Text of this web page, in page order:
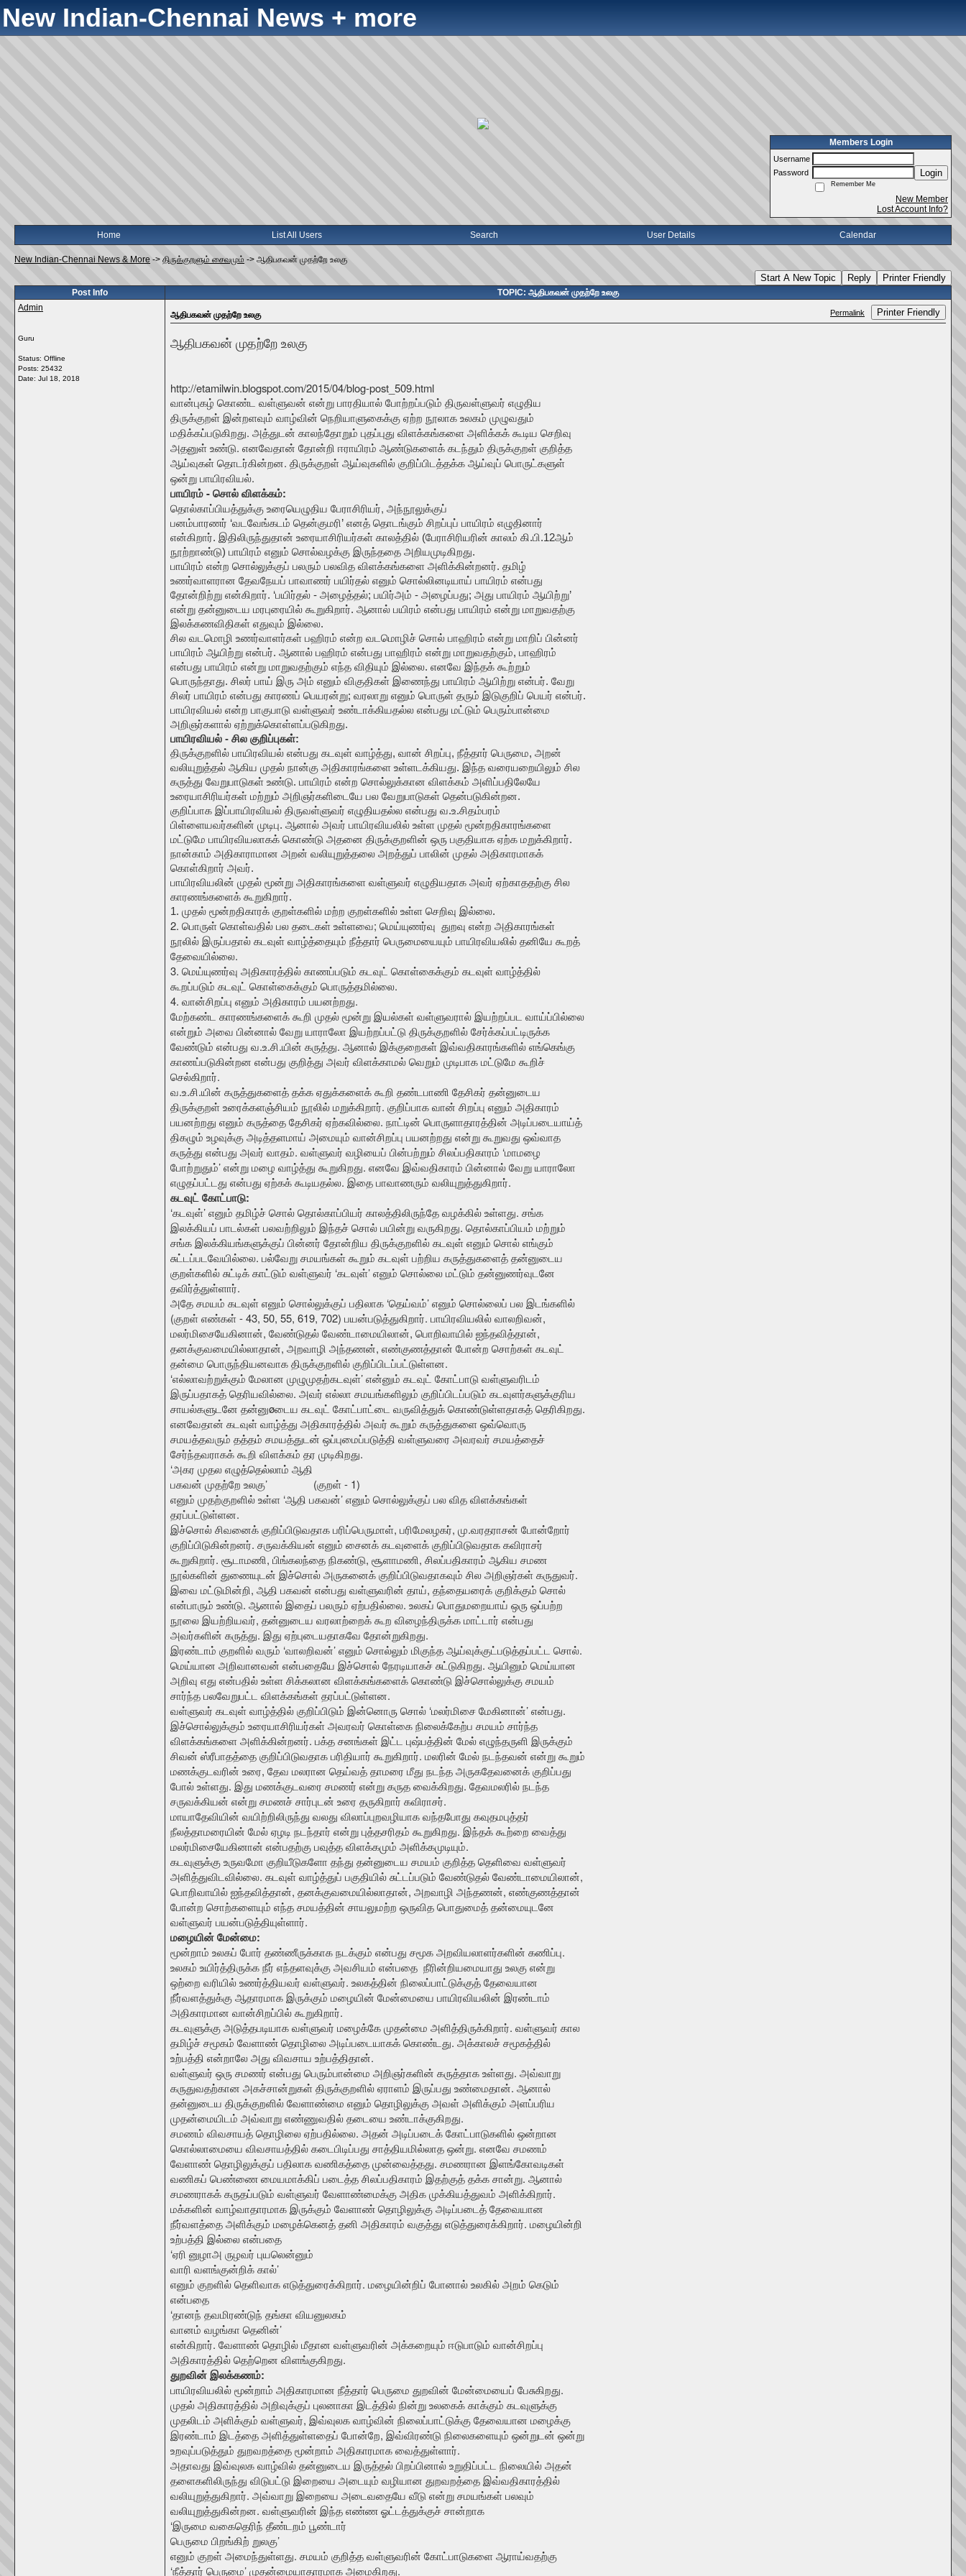
New Indian-Chennai News + more
Members Login
Username
Password
Login
Remember Me
New Member
Lost Account Info?
Home List All Users Search User Details Calendar
New Indian-Chennai News & More -> திருக்குறளும் சைவமும் -> ஆதிபகவன் முதற்றே உலகு
Start A New Topic Reply Printer Friendly
Post Info
TOPIC: ஆதிபகவன் முதற்றே உலகு
Admin
Guru
Status: Offline
Posts: 25432
Date: Jul 18, 2018
ஆதிபகவன் முதற்றே உலகு Permalink Printer Friendly
ஆதிபகவன் முதற்றே உலகு
http://etamilwin.blogspot.com/2015/04/blog-post_509.html
வான்புகழ் கொண்ட வள்ளுவன் என்று பாரதியால் போற்றப்படும் திருவள்ளுவர் எழுதிய
திருக்குறள் இன்றளவும் வாழ்வின் நெறியாளுகைக்கு ஏற்ற நூலாக உலகம் முழுவதும்
மதிக்கப்படுகிறது. அத்துடன் காலந்தோறும் புதப்புது விளக்கங்களை அளிக்கக் கூடிய செறிவு
அதனுள் உண்டு. எனவேதான் தோன்றி ஈராயிரம் ஆண்டுகளைக் கடந்தும் திருக்குறள் குறித்த
ஆய்வுகள் தொடர்கின்றன. திருக்குறள் ஆய்வுகளில் குறிப்பிடத்தக்க ஆய்வுப் பொருட்களுள்
ஒன்று பாயிரவியல்.
பாயிரம் - சொல் விளக்கம்:
தொல்காப்பியத்துக்கு உரையெழுதிய பேராசிரியர், அந்நூலுக்குப்
பனம்பாரணர் ‘வடவேங்கடம் தென்குமரி’ எனத் தொடங்கும் சிறப்புப் பாயிரம் எழுதினார்
என்கிறார். இதிலிருந்துதான் உரையாசிரியர்கள் காலத்தில் (பேராசிரியரின் காலம் கி.பி.12ஆம்
நூற்றாண்டு) பாயிரம் எனும் சொல்வழக்கு இருந்ததை அறியமுடிகிறது.
பாயிரம் என்ற சொல்லுக்குப் பலரும் பலவித விளக்கங்களை அளிக்கின்றனர். தமிழ்
உணர்வாளரான தேவநேயப் பாவாணர் பயிர்தல் எனும் சொல்லினடியாய் பாயிரம் என்பது
தோன்றிற்று என்கிறார். ‘பயிர்தல் - அழைத்தல்; பயிர்அம் - அழைப்பது; அது பாயிரம் ஆயிற்று’
என்று தன்னுடைய மரபுரையில் கூறுகிறார். ஆனால் பயிரம் என்பது பாயிரம் என்று மாறுவதற்கு
இலக்கணவிதிகள் எதுவும் இல்லை.
சில வடமொழி உணர்வாளர்கள் பஹிரம் என்ற வடமொழிச் சொல் பாஹிரம் என்று மாறிப் பின்னர்
பாயிரம் ஆயிற்று என்பர். ஆனால் பஹிரம் என்பது பாஹிரம் என்று மாறுவதற்கும், பாஹிரம்
என்பது பாயிரம் என்று மாறுவதற்கும் எந்த விதியும் இல்லை. எனவே இந்தக் கூற்றும்
பொருந்தாது. சிலர் பாய் இரு அம் எனும் விகுதிகள் இணைந்து பாயிரம் ஆயிற்று என்பர். வேறு
சிலர் பாயிரம் என்பது காரணப் பெயரன்று; வரலாறு எனும் பொருள் தரும் இடுகுறிப் பெயர் என்பர்.
பாயிரவியல் என்ற பாகுபாடு வள்ளுவர் உண்டாக்கியதல்ல என்பது மட்டும் பெரும்பான்மை
அறிஞர்களால் ஏற்றுக்கொள்ளப்படுகிறது.
பாயிரவியல் - சில குறிப்புகள்:
திருக்குறளில் பாயிரவியல் என்பது கடவுள் வாழ்த்து, வான் சிறப்பு, நீத்தார் பெருமை, அறன்
வலியுறுத்தல் ஆகிய முதல் நான்கு அதிகாரங்களை உள்ளடக்கியது. இந்த வரையறையிலும் சில
கருத்து வேறுபாடுகள் உண்டு. பாயிரம் என்ற சொல்லுக்கான விளக்கம் அளிப்பதிலேயே
உரையாசிரியர்கள் மற்றும் அறிஞர்களிடையே பல வேறுபாடுகள் தென்படுகின்றன.
குறிப்பாக இப்பாயிரவியல் திருவள்ளுவர் எழுதியதல்ல என்பது வ.உ.சிதம்பரம்
பிள்ளையவர்களின் முடிபு. ஆனால் அவர் பாயிரவியலில் உள்ள முதல் மூன்றதிகாரங்களை
மட்டுமே பாயிரவியலாகக் கொண்டு அதனை திருக்குறளின் ஒரு பகுதியாக ஏற்க மறுக்கிறார்.
நான்காம் அதிகாராமான அறன் வலியுறுத்தலை அறத்துப் பாலின் முதல் அதிகாரமாகக்
கொள்கிறார் அவர்.
பாயிரவியலின் முதல் மூன்று அதிகாரங்களை வள்ளுவர் எழுதியதாக அவர் ஏற்காததற்கு சில
காரணங்களைக் கூறுகிறார்.
1. முதல் மூன்றதிகாரக் குறள்களில் மற்ற குறள்களில் உள்ள செறிவு இல்லை.
2. பொருள் கொள்வதில் பல தடைகள் உள்ளவை; மெய்யுணர்வு துறவு என்ற அதிகாரங்கள்
நூலில் இருப்பதால் கடவுள் வாழ்த்தையும் நீத்தார் பெருமையையும் பாயிரவியலில் தனியே கூறத்
தேவையில்லை.
3. மெய்யுணர்வு அதிகாரத்தில் காணப்படும் கடவுட் கொள்கைக்கும் கடவுள் வாழ்த்தில்
கூறப்படும் கடவுட் கொள்கைக்கும் பொருத்தமில்லை.
4. வான்சிறப்பு எனும் அதிகாரம் பயனற்றது.
மேற்கண்ட காரணங்களைக் கூறி முதல் மூன்று இயல்கள் வள்ளுவரால் இயற்றப்பட வாய்ப்பில்லை
என்றும் அவை பின்னால் வேறு யாராலோ இயற்றப்பட்டு திருக்குறளில் சேர்க்கப்பட்டிருக்க
வேண்டும் என்பது வ.உ.சி.யின் கருத்து. ஆனால் இக்குறைகள் இவ்வதிகாரங்களில் எங்கெங்கு
காணப்படுகின்றன என்பது குறித்து அவர் விளக்காமல் வெறும் முடிபாக மட்டுமே கூறிச்
செல்கிறார்.
வ.உ.சி.யின் கருத்துகளைத் தக்க ஏதுக்களைக் கூறி தண்டபாணி தேசிகர் தன்னுடைய
திருக்குறள் உரைக்களஞ்சியம் நூலில் மறுக்கிறார். குறிப்பாக வான் சிறப்பு எனும் அதிகாரம்
பயனற்றது எனும் கருத்தை தேசிகர் ஏற்கவில்லை. நாட்டின் பொருளாதாரத்தின் அடிப்படையாய்த்
திகழும் உழவுக்கு அடித்தளமாய் அமையும் வான்சிறப்பு பயனற்றது என்று கூறுவது ஒவ்வாத
கருத்து என்பது அவர் வாதம். வள்ளுவர் வழியைப் பின்பற்றும் சிலப்பதிகாரம் ‘மாமழை
போற்றுதும்’ என்று மழை வாழ்த்து கூறுகிறது. எனவே இவ்வதிகாரம் பின்னால் வேறு யாராலோ
எழுதப்பட்டது என்பது ஏற்கக் கூடியதல்ல. இதை பாவாணரும் வலியுறுத்துகிறார்.
கடவுட் கோட்பாடு:
‘கடவுள்’ எனும் தமிழ்ச் சொல் தொல்காப்பியர் காலத்திலிருந்தே வழக்கில் உள்ளது. சங்க
இலக்கியப் பாடல்கள் பலவற்றிலும் இந்தச் சொல் பயின்று வருகிறது. தொல்காப்பியம் மற்றும்
சங்க இலக்கியங்களுக்குப் பின்னர் தோன்றிய திருக்குறளில் கடவுள் எனும் சொல் எங்கும்
சுட்டப்படவேயில்லை. பல்வேறு சமயங்கள் கூறும் கடவுள் பற்றிய கருத்துகளைத் தன்னுடைய
குறள்களில் சுட்டிக் காட்டும் வள்ளுவர் ‘கடவுள்’ எனும் சொல்லை மட்டும் தன்னுணர்வுடனே
தவிர்த்துள்ளார்.
அதே சமயம் கடவுள் எனும் சொல்லுக்குப் பதிலாக ‘தெய்வம்’ எனும் சொல்லைப் பல இடங்களில்
(குறள் எண்கள் - 43, 50, 55, 619, 702) பயன்படுத்துகிறார். பாயிரவியலில் வாலறிவன்,
மலர்மிசையேகினான், வேண்டுதல் வேண்டாமையிலான், பொறிவாயில் ஐந்தவித்தான்,
தனக்குவமையில்லாதான், அறவாழி அந்தணன், எண்குணத்தான் போன்ற சொற்கள் கடவுட்
தன்மை பொருந்தியனவாக திருக்குறளில் குறிப்பிடப்பட்டுள்ளன.
‘எல்லாவற்றுக்கும் மேலான முழுமுதற்கடவுள்’ என்னும் கடவுட் கோட்பாடு வள்ளுவரிடம்
இருப்பதாகத் தெரியவில்லை. அவர் எல்லா சமயங்களிலும் குறிப்பிடப்படும் கடவுளர்களுக்குரிய
சாயல்களுடனே தன்னுøடைய கடவுட் கோட்பாட்டை வருவித்துக் கொண்டுள்ளதாகத் தெரிகிறது.
எனவேதான் கடவுள் வாழ்த்து அதிகாரத்தில் அவர் கூறும் கருத்துகளை ஒவ்வொரு
சமயத்தவரும் தத்தம் சமயத்துடன் ஒப்புமைப்படுத்தி வள்ளுவரை அவரவர் சமயத்தைச்
சேர்ந்தவராகக் கூறி விளக்கம் தர முடிகிறது.
‘அகர முதல எழுத்தெல்லாம் ஆதி
பகவன் முதற்றே உலகு’ (குறள் - 1)
எனும் முதற்குறளில் உள்ள ‘ஆதி பகவன்’ எனும் சொல்லுக்குப் பல வித விளக்கங்கள்
தரப்பட்டுள்ளன.
இச்சொல் சிவனைக் குறிப்பிடுவதாக பரிப்பெருமாள், பரிமேலழகர், மு.வரதராசன் போன்றோர்
குறிப்பிடுகின்றனர். சருவக்கியன் எனும் சைனக் கடவுளைக் குறிப்பிடுவதாக கவிராசர்
கூறுகிறார். சூடாமணி, பிங்கலந்தை நிகண்டு, சூளாமணி, சிலப்பதிகாரம் ஆகிய சமண
நூல்களின் துணையுடன் இச்சொல் அருகனைக் குறிப்பிடுவதாகவும் சில அறிஞர்கள் கருதுவர்.
இவை மட்டுமின்றி, ஆதி பகவன் என்பது வள்ளுவரின் தாய், தந்தையரைக் குறிக்கும் சொல்
என்பாரும் உண்டு. ஆனால் இதைப் பலரும் ஏற்பதில்லை. உலகப் பொதுமறையாய் ஒரு ஒப்பற்ற
நூலை இயற்றியவர், தன்னுடைய வரலாற்றைக் கூற விழைந்திருக்க மாட்டார் என்பது
அவர்களின் கருத்து. இது ஏற்புடையதாகவே தோன்றுகிறது.
இரண்டாம் குறளில் வரும் ‘வாலறிவன்’ எனும் சொல்லும் மிகுந்த ஆய்வுக்குட்படுத்தப்பட்ட சொல்.
மெய்யான அறிவானவன் என்பதையே இச்சொல் நேரடியாகச் சுட்டுகிறது. ஆயினும் மெய்யான
அறிவு எது என்பதில் உள்ள சிக்கலான விளக்கங்களைக் கொண்டு இச்சொல்லுக்கு சமயம்
சார்ந்த பலவேறுபட்ட விளக்கங்கள் தரப்பட்டுள்ளன.
வள்ளுவர் கடவுள் வாழ்த்தில் குறிப்பிடும் இன்னொரு சொல் ‘மலர்மிசை மேகினான்’ என்பது.
இச்சொல்லுக்கும் உரையாசிரியர்கள் அவரவர் கொள்கை நிலைக்கேற்ப சமயம் சார்ந்த
விளக்கங்களை அளிக்கின்றனர். பக்த சனங்கள் இட்ட புஷ்பத்தின் மேல் எழுந்தருளி இருக்கும்
சிவன் ஸ்ரீபாதத்தை குறிப்பிடுவதாக பரிதியார் கூறுகிறார். மலரின் மேல் நடந்தவன் என்று கூறும்
மணக்குடவரின் உரை, தேவ மலரான தெய்வத் தாமரை மீது நடந்த அருகதேவனைக் குறிப்பது
போல் உள்ளது. இது மணக்குடவரை சமணர் என்று கருத வைக்கிறது. தேவமலரில் நடந்த
சருவக்கியன் என்று சமணச் சார்புடன் உரை தருகிறார் கவிராசர்.
மாயாதேவியின் வயிற்றிலிருந்து வலது விலாப்புறவழியாக வந்தபோது கவுதமபுத்தர்
நீலத்தாமரையின் மேல் ஏழடி நடந்தார் என்று புத்தசரிதம் கூறுகிறது. இந்தக் கூற்றை வைத்து
மலர்மிசையேகினான் என்பதற்கு பவுத்த விளக்கமும் அளிக்கமுடியும்.
கடவுளுக்கு உருவமோ குறியீடுகளோ தந்து தன்னுடைய சமயம் குறித்த தெளிவை வள்ளுவர்
அளித்துவிடவில்லை. கடவுள் வாழ்த்துப் பகுதியில் சுட்டப்படும் வேண்டுதல் வேண்டாமையிலான்,
பொறிவாயில் ஐந்தவித்தான், தனக்குவமையில்லாதான், அறவாழி அந்தணன், எண்குணத்தான்
போன்ற சொற்களையும் எந்த சமயத்தின் சாயலுமற்ற ஒருவித பொதுமைத் தன்மையுடனே
வள்ளுவர் பயன்படுத்தியுள்ளார்.
மழையின் மேன்மை:
மூன்றாம் உலகப் போர் தண்ணீருக்காக நடக்கும் என்பது சமூக அறவியலாளர்களின் கணிப்பு.
உலகம் உயிர்த்திருக்க நீர் எந்தளவுக்கு அவசியம் என்பதை நீரின்றியமையாது உலகு என்று
ஒற்றை வரியில் உணர்த்தியவர் வள்ளுவர். உலகத்தின் நிலைப்பாட்டுக்குத் தேவையான
நீர்வளத்துக்கு ஆதாரமாக இருக்கும் மழையின் மேன்மையை பாயிரவியலின் இரண்டாம்
அதிகாரமான வான்சிறப்பில் கூறுகிறார்.
கடவுளுக்கு அடுத்தபடியாக வள்ளுவர் மழைக்கே முதன்மை அளித்திருக்கிறார். வள்ளுவர் கால
தமிழ்ச் சமூகம் வேளாண் தொழிலை அடிப்படையாகக் கொண்டது. அக்காலச் சமூகத்தில்
உற்பத்தி என்றாலே அது விவசாய உற்பத்திதான்.
வள்ளுவர் ஒரு சமணர் என்பது பெரும்பான்மை அறிஞர்களின் கருத்தாக உள்ளது. அவ்வாறு
கருதுவதற்கான அகச்சான்றுகள் திருக்குறளில் ஏராளம் இருப்பது உண்மைதான். ஆனால்
தன்னுடைய திருக்குறளில் வேளாண்மை எனும் தொழிலுக்கு அவள் அளிக்கும் அளப்பரிய
முதன்மையிடம் அவ்வாறு எண்ணுவதில் தடையை உண்டாக்குகிறது.
சமணம் விவசாயத் தொழிலை ஏற்பதில்லை. அதன் அடிப்படைக் கோட்பாடுகளில் ஒன்றான
கொல்லாமையை விவசாயத்தில் கடைபிடிப்பது சாத்தியமில்லாத ஒன்று. எனவே சமணம்
வேளாண் தொழிலுக்குப் பதிலாக வணிகத்தை முன்வைத்தது. சமணரான இளங்கோவடிகள்
வணிகப் பெண்ணை மையமாக்கிப் படைத்த சிலப்பதிகாரம் இதற்குத் தக்க சான்று. ஆனால்
சமணராகக் கருதப்படும் வள்ளுவர் வேளாண்மைக்கு அதிக முக்கியத்துவம் அளிக்கிறார்.
மக்களின் வாழ்வாதாரமாக இருக்கும் வேளாண் தொழிலுக்கு அடிப்படைத் தேவையான
நீர்வளத்தை அளிக்கும் மழைக்கெனத் தனி அதிகாரம் வகுத்து எடுத்துரைக்கிறார். மழையின்றி
உற்பத்தி இல்லை என்பதை
‘ஏரி னுழாஅ ருழவர் புயலென்னும்
வாரி வளங்குன்றிக் கால்’
எனும் குறளில் தெளிவாக எடுத்துரைக்கிறார். மழையின்றிப் போனால் உலகில் அறம் கெடும்
என்பதை
‘தானந் தவமிரண்டுந் தங்கா வியனுலகம்
வானம் வழங்கா தெனின்’
என்கிறார். வேளாண் தொழில் மீதான வள்ளுவரின் அக்கறையும் ஈடுபாடும் வான்சிறப்பு
அதிகாரத்தில் தெற்றென விளங்குகிறது.
துறவின் இலக்கணம்:
பாயிரவியலில் மூன்றாம் அதிகாரமான நீத்தார் பெருமை துறவின் மேன்மையைப் பேசுகிறது.
முதல் அதிகாரத்தில் அறிவுக்குப் புலனாகா இடத்தில் நின்று உலகைக் காக்கும் கடவுளுக்கு
முதலிடம் அளிக்கும் வள்ளுவர், இவ்வுலக வாழ்வின் நிலைப்பாட்டுக்கு தேவையான மழைக்கு
இரண்டாம் இடத்தை அளித்துள்ளதைப் போன்றே, இவ்விரண்டு நிலைகளையும் ஒன்றுடன் ஒன்று
உறவுப்படுத்தும் துறவறத்தை மூன்றாம் அதிகாரமாக வைத்துள்ளார்.
அதாவது இவ்வுலக வாழ்வில் தன்னுடைய இருத்தல் பிறப்பினால் உறுதிப்பட்ட நிலையில் அதன்
தளைகளிலிருந்து விடுபட்டு இறையை அடையும் வழியான துறவறத்தை இவ்வதிகாரத்தில்
வலியுறுத்துகிறார். அவ்வாறு இறையை அடைவதையே வீடு என்று சமயங்கள் பலவும்
வலியுறுத்துகின்றன. வள்ளுவரின் இந்த எண்ண ஓட்டத்துக்குச் சான்றாக
‘இருமை வகைதெரிந் தீண்டறம் பூண்டார்
பெருமை பிறங்கிற் றுலகு’
எனும் குறள் அமைந்துள்ளது. சமயம் குறித்த வள்ளுவரின் கோட்பாடுகளை ஆராய்வதற்கு
‘நீத்தார் பெருமை’ முதன்மையாதாரமாக அமைகிறது.